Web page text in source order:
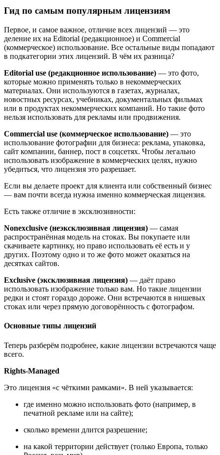
Гид по самым популярным лицензиям
Первое, и самое важное, отличие всех лицензий — это
деление их на Editorial (редакционное) и Commercial
(коммерческое) использование. Все остальные виды попадают
в подкатегории этих лицензий. В чём их разница?
Editorial use (редакционное использование) — это фото,
которые можно применять только в некоммерческих
материалах. Они используются в газетах, журналах,
новостных ресурсах, учебниках, документальных фильмах
или в продуктах некоммерческих компаний. Но такие фото
нельзя использовать для рекламы или продвижения.
Commercial use (коммерческое использование) — это
использование фотографии для бизнеса: реклама, упаковка,
сайт компании, баннер, пост в соцсетях. Чтобы легально
использовать изображение в коммерческих целях, нужно
убедиться, что лицензия это разрешает.
Если вы делаете проект для клиента или собственный бизнес
— вам почти всегда нужна именно коммерческая лицензия.
Есть также отличие в эксклюзивности:
Nonexclusive (неэксклюзивная лицензия) — самая
распространённая модель на стоках. Вы покупаете или
скачиваете картинку, но право использовать её есть и у
других. Поэтому одно и то же фото может оказаться на
десятках сайтов.
Exclusive (эксклюзивная лицензия) — даёт право
использовать изображение только вам. Но такие лицензии
редки и стоят гораздо дороже. Они встречаются в нишевых
стоках или через прямую договорённость с фотографом.
Основные типы лицензий
Теперь разберём подробнее, какие лицензии встречаются чаще
всего.
Rights-Managed
Это лицензия «с чёткими рамками». В ней указывается:
где именно можно использовать фото (например, в
печатной рекламе или на сайте);
сколько времени длится разрешение;
на какой территории действует (только Европа, только